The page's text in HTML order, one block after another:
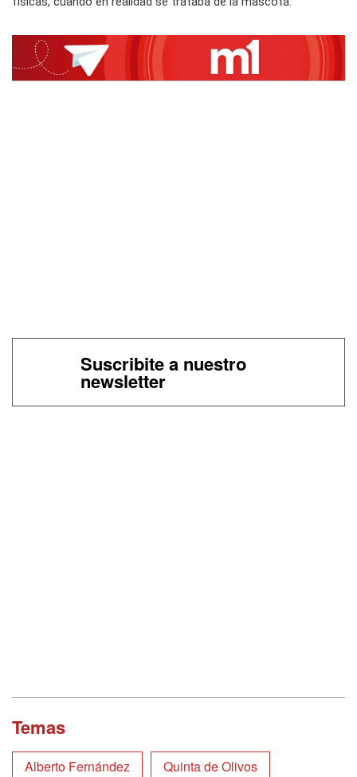
Suscribite a nuestro
newsletter
Temas
Alberto Fernández Quinta de Olivos